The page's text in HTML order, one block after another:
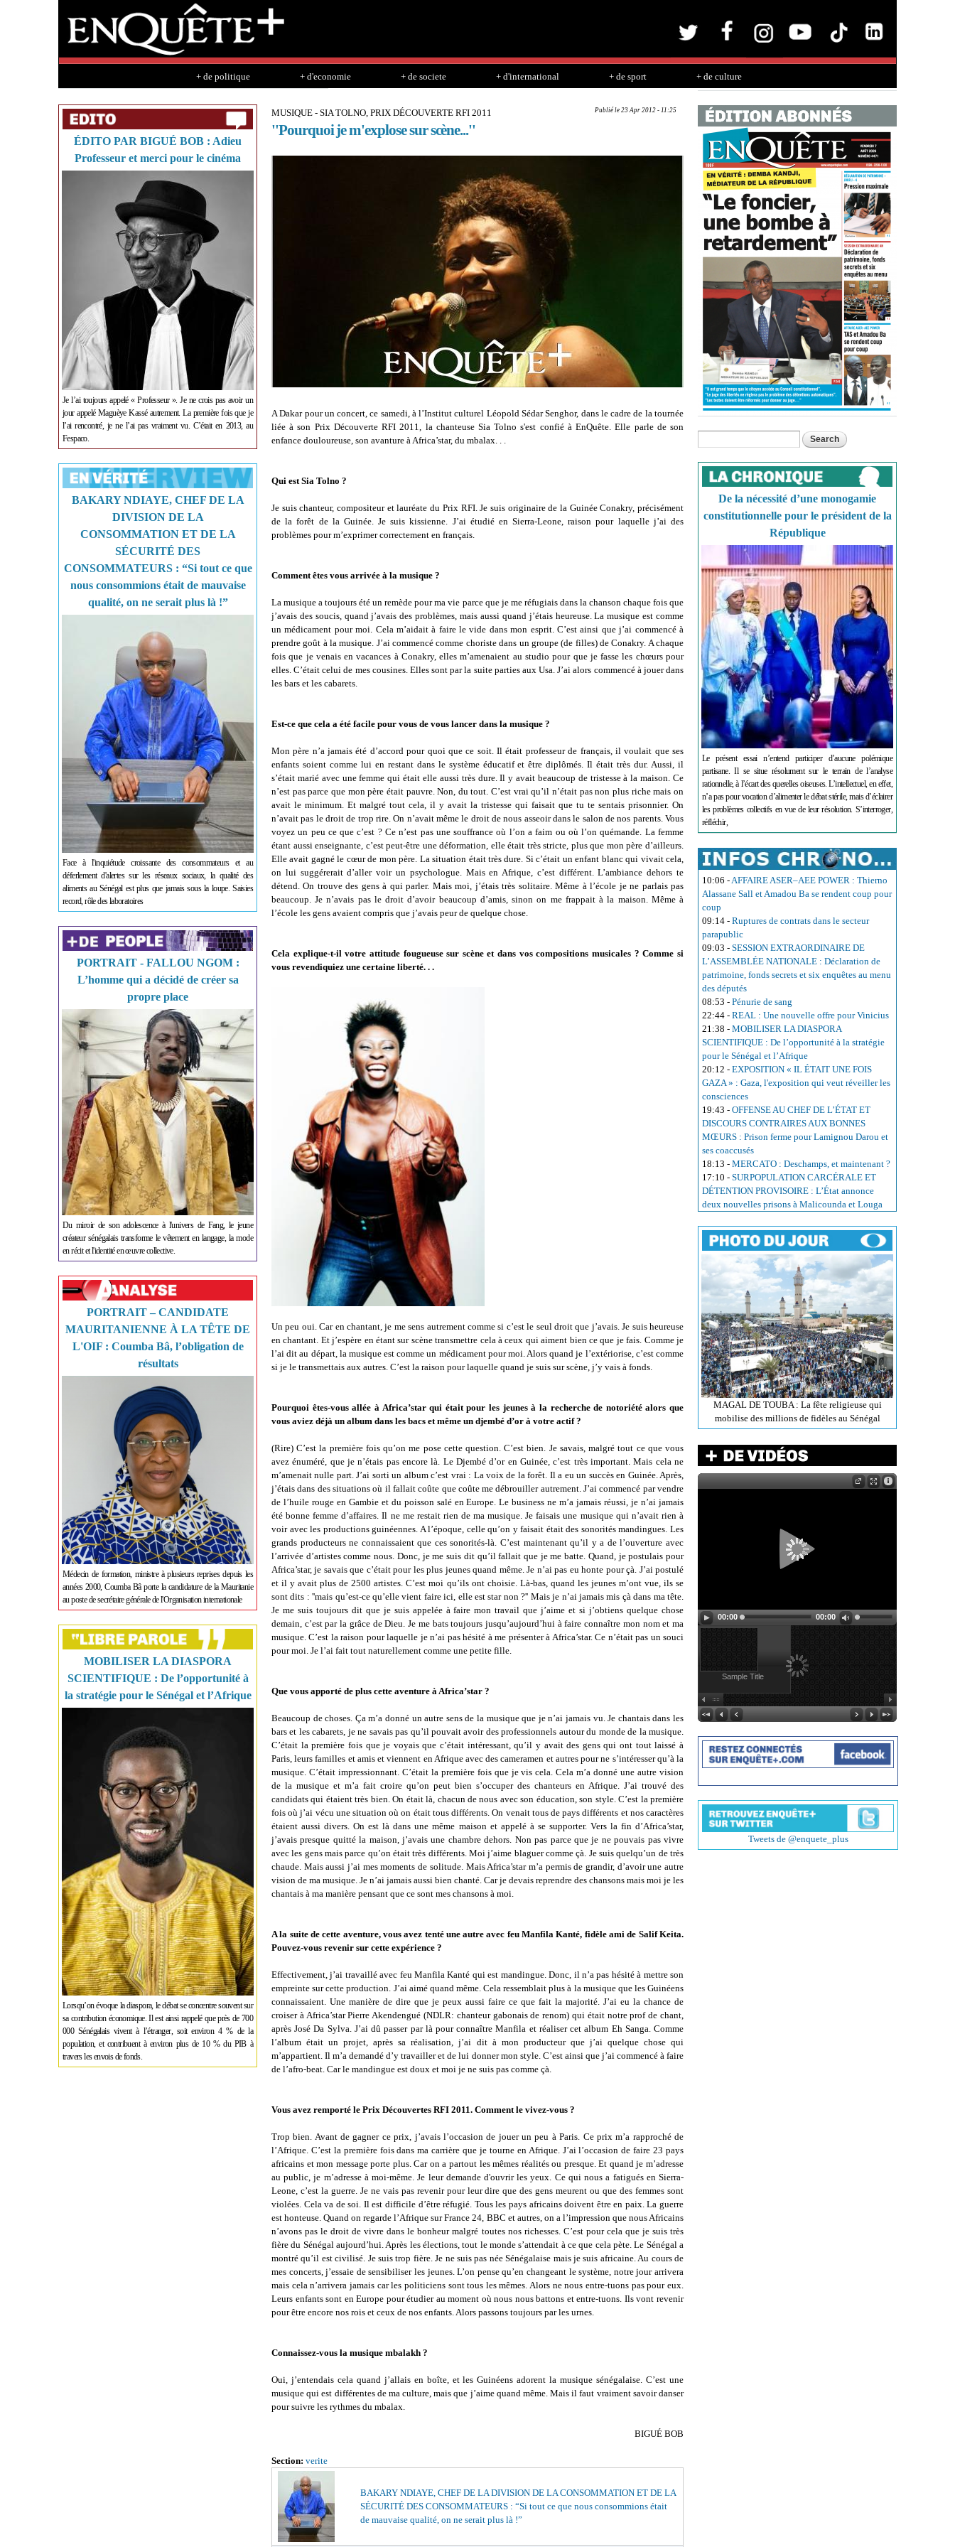
+ de politique + d'economie + de societe + d'international + de sport + de culture
ÉDITO PAR BIGUÉ BOB : Adieu
Professeur et merci pour le cinéma
Je l’ai toujours appelé « Professeur ». Je ne crois pas avoir un
jour appelé Maguèye Kassé autrement. La première fois que je
l’ai rencontré, je ne l’ai pas vraiment vu. C’était en 2013, au
Fespaco.
BAKARY NDIAYE, CHEF DE LA
DIVISION DE LA
CONSOMMATION ET DE LA
SÉCURITÉ DES
CONSOMMATEURS : “Si tout ce que
nous consommions était de mauvaise
qualité, on ne serait plus là !”
Face à l'inquiétude croissante des consommateurs et au
déferlement d'alertes sur les réseaux sociaux, la qualité des
aliments au Sénégal est plus que jamais sous la loupe. Saisies
record, rôle des laboratoires
PORTRAIT - FALLOU NGOM :
L’homme qui a décidé de créer sa
propre place
Du miroir de son adolescence à l'univers de Fang, le jeune
créateur sénégalais transforme le vêtement en langage, la mode
en récit et l'identité en œuvre collective.
PORTRAIT – CANDIDATE
MAURITANIENNE À LA TÊTE DE
L'OIF : Coumba Bâ, l’obligation de
résultats
Médecin de formation, ministre à plusieurs reprises depuis les
années 2000, Coumba Bâ porte la candidature de la Mauritanie
au poste de secrétaire générale de l'Organisation internationale
MOBILISER LA DIASPORA
SCIENTIFIQUE : De l’opportunité à
la stratégie pour le Sénégal et l’Afrique
Lorsqu’on évoque la diaspora, le débat se concentre souvent sur
sa contribution économique. Il est ainsi rappelé que près de 700
000 Sénégalais vivent à l’étranger, soit environ 4 % de la
population, et contribuent à environ plus de 10 % du PIB à
travers les envois de fonds.
Publié le 23 Apr 2012 - 11:25
MUSIQUE - SIA TOLNO, PRIX DÉCOUVERTE RFI 2011
''Pourquoi je m'explose sur scène...''
A Dakar pour un concert, ce samedi, à l’Institut culturel Léopold Sédar Senghor, dans le cadre de la tournée
liée à son Prix Découverte RFI 2011, la chanteuse Sia Tolno s'est confié à EnQuête. Elle parle de son
enfance douloureuse, son avanture à Africa’star, du mbalax. . .
Qui est Sia Tolno ?
Je suis chanteur, compositeur et lauréate du Prix RFI. Je suis originaire de la Guinée Conakry, précisément
de la forêt de la Guinée. Je suis kissienne. J’ai étudié en Sierra-Leone, raison pour laquelle j’ai des
problèmes pour m’exprimer correctement en français.
Comment êtes vous arrivée à la musique ?
La musique a toujours été un remède pour ma vie parce que je me réfugiais dans la chanson chaque fois que
j’avais des soucis, quand j’avais des problèmes, mais aussi quand j’étais heureuse. La musique est comme
un médicament pour moi. Cela m’aidait à faire le vide dans mon esprit. C’est ainsi que j’ai commencé à
prendre goût à la musique. J’ai commencé comme choriste dans un groupe (de filles) de Conakry. A chaque
fois que je venais en vacances à Conakry, elles m’amenaient au studio pour que je fasse les chœurs pour
elles. C’était celui de mes cousines. Elles sont par la suite parties aux Usa. J’ai alors commencé à jouer dans
les bars et les cabarets.
Est-ce que cela a été facile pour vous de vous lancer dans la musique ?
Mon père n’a jamais été d’accord pour quoi que ce soit. Il était professeur de français, il voulait que ses
enfants soient comme lui en restant dans le système éducatif et être diplômés. Il était très dur. Aussi, il
s’était marié avec une femme qui était elle aussi très dure. Il y avait beaucoup de tristesse à la maison. Ce
n’est pas parce que mon père était pauvre. Non, du tout. C’est vrai qu’il n’était pas non plus riche mais on
avait le minimum. Et malgré tout cela, il y avait la tristesse qui faisait que tu te sentais prisonnier. On
n’avait pas le droit de trop rire. On n’avait même le droit de nous asseoir dans le salon de nos parents. Vous
voyez un peu ce que c’est ? Ce n’est pas une souffrance où l’on a faim ou où l’on quémande. La femme
étant aussi enseignante, c’est peut-être une déformation, elle était très stricte, plus que mon père d’ailleurs.
Elle avait gagné le cœur de mon père. La situation était très dure. Si c’était un enfant blanc qui vivait cela,
on lui suggérerait d’aller voir un psychologue. Mais en Afrique, c’est différent. L’ambiance dehors te
détend. On trouve des gens à qui parler. Mais moi, j’étais très solitaire. Même à l’école je ne parlais pas
beaucoup. Je n’avais pas le droit d’avoir beaucoup d’amis, sinon on me frappait à la maison. Même à
l’école les gens avaient compris que j’avais peur de quelque chose.
Cela explique-t-il votre attitude fougueuse sur scène et dans vos compositions musicales ? Comme si
vous revendiquiez une certaine liberté. . .
Un peu oui. Car en chantant, je me sens autrement comme si c’est le seul droit que j’avais. Je suis heureuse
en chantant. Et j’espère en étant sur scène transmettre cela à ceux qui aiment bien ce que je fais. Comme je
l’ai dit au départ, la musique est comme un médicament pour moi. Alors quand je l’extériorise, c’est comme
si je le transmettais aux autres. C’est la raison pour laquelle quand je suis sur scène, j’y vais à fonds.
Pourquoi êtes-vous allée à Africa’star qui était pour les jeunes à la recherche de notoriété alors que
vous aviez déjà un album dans les bacs et même un djembé d’or à votre actif ?
(Rire) C’est la première fois qu’on me pose cette question. C’est bien. Je savais, malgré tout ce que vous
avez énuméré, que je n’étais pas encore là. Le Djembé d’or en Guinée, c’est très important. Mais cela ne
m’amenait nulle part. J’ai sorti un album c’est vrai : La voix de la forêt. Il a eu un succès en Guinée. Après,
j’étais dans des situations où il fallait coûte que coûte me débrouiller autrement. J’ai commencé par vendre
de l’huile rouge en Gambie et du poisson salé en Europe. Le business ne m’a jamais réussi, je n’ai jamais
été bonne femme d’affaires. Il ne me restait rien de ma musique. Je faisais une musique qui n’avait rien à
voir avec les productions guinéennes. A l’époque, celle qu’on y faisait était des sonorités mandingues. Les
grands producteurs ne connaissaient que ces sonorités-là. C’est maintenant qu’il y a de l’ouverture avec
l’arrivée d’artistes comme nous. Donc, je me suis dit qu’il fallait que je me batte. Quand, je postulais pour
Africa’star, je savais que c’était pour les plus jeunes quand même. Je n’ai pas eu honte pour çà. J’ai postulé
et il y avait plus de 2500 artistes. C’est moi qu’ils ont choisie. Là-bas, quand les jeunes m’ont vue, ils se
sont dits : ''mais qu’est-ce qu’elle vient faire ici, elle est star non ?'' Mais je n’ai jamais mis çà dans ma tête.
Je me suis toujours dit que je suis appelée à faire mon travail que j’aime et si j’obtiens quelque chose
demain, c’est par la grâce de Dieu. Je me bats toujours jusqu’aujourd’hui à faire connaître mon nom et ma
musique. C’est la raison pour laquelle je n’ai pas hésité à me présenter à Africa’star. Ce n’était pas un souci
pour moi. Je l’ai fait tout naturellement comme une petite fille.
Que vous apporté de plus cette aventure à Africa’star ?
Beaucoup de choses. Ça m’a donné un autre sens de la musique que je n’ai jamais vu. Je chantais dans les
bars et les cabarets, je ne savais pas qu’il pouvait avoir des professionnels autour du monde de la musique.
C’était la première fois que je voyais que c’était intéressant, qu’il y avait des gens qui ont tout laissé à
Paris, leurs familles et amis et viennent en Afrique avec des cameramen et autres pour ne s’intéresser qu’à la
musique. C’était impressionnant. C’était la première fois que je vis cela. Cela m’a donné une autre vision
de la musique et m’a fait croire qu’on peut bien s’occuper des chanteurs en Afrique. J’ai trouvé des
candidats qui étaient très bien. On était là, chacun de nous avec son éducation, son style. C’est la première
fois où j’ai vécu une situation où on était tous différents. On venait tous de pays différents et nos caractères
étaient aussi divers. On est là dans une même maison et appelé à se supporter. Vers la fin d’Africa’star,
j’avais presque quitté la maison, j’avais une chambre dehors. Non pas parce que je ne pouvais pas vivre
avec les gens mais parce qu’on était très différents. Moi j’aime blaguer comme çà. Je suis quelqu’un de très
chaude. Mais aussi j’ai mes moments de solitude. Mais Africa’star m’a permis de grandir, d’avoir une autre
vision de ma musique. Je n’ai jamais aussi bien chanté. Car je devais reprendre des chansons mais moi je les
chantais à ma manière pensant que ce sont mes chansons à moi.
A la suite de cette aventure, vous avez tenté une autre avec feu Manfila Kanté, fidèle ami de Salif Keita.
Pouvez-vous revenir sur cette expérience ?
Effectivement, j’ai travaillé avec feu Manfila Kanté qui est mandingue. Donc, il n’a pas hésité à mettre son
empreinte sur cette production. J’ai aimé quand même. Cela ressemblait plus à la musique que les Guinéens
connaissaient. Une manière de dire que je peux aussi faire ce que fait la majorité. J’ai eu la chance de
croiser à Africa’star Pierre Akendengué (NDLR: chanteur gabonais de renom) qui était notre prof de chant,
après José Da Sylva. J’ai dû passer par là pour connaître Manfila et réaliser cet album Eh Sanga. Comme
l’album était un projet, après sa réalisation, j’ai dit à mon producteur que j’ai quelque chose qui
m’appartient. Il m’a demandé d’y travailler et de lui donner mon style. C’est ainsi que j’ai commencé à faire
de l’afro-beat. Car le mandingue est doux et moi je ne suis pas comme çà.
Vous avez remporté le Prix Découvertes RFI 2011. Comment le vivez-vous ?
Trop bien. Avant de gagner ce prix, j’avais l’occasion de jouer un peu à Paris. Ce prix m’a rapproché de
l’Afrique. C’est la première fois dans ma carrière que je tourne en Afrique. J’ai l’occasion de faire 23 pays
africains et mon message porte plus. Car on a partout les mêmes réalités ou presque. Et quand je m’adresse
au public, je m’adresse à moi-même. Je leur demande d'ouvrir les yeux. Ce qui nous a fatigués en Sierra-
Leone, c’est la guerre. Je ne vais pas revenir pour leur dire que des gens meurent ou que des femmes sont
violées. Cela va de soi. Il est difficile d’être réfugié. Tous les pays africains doivent être en paix. La guerre
est honteuse. Quand on regarde l’Afrique sur France 24, BBC et autres, on a l’impression que nous Africains
n’avons pas le droit de vivre dans le bonheur malgré toutes nos richesses. C’est pour cela que je suis très
fière du Sénégal aujourd’hui. Après les élections, tout le monde s’attendait à ce que cela pète. Le Sénégal a
montré qu’il est civilisé. Je suis trop fière. Je ne suis pas née Sénégalaise mais je suis africaine. Au cours de
mes concerts, j’essaie de sensibiliser les jeunes. L’on pense qu’en changeant le système, notre jour arrivera
mais cela n’arrivera jamais car les politiciens sont tous les mêmes. Alors ne nous entre-tuons pas pour eux.
Leurs enfants sont en Europe pour étudier au moment où nous nous battons et entre-tuons. Ils vont revenir
pour être encore nos rois et ceux de nos enfants. Alors passons toujours par les urnes.
Connaissez-vous la musique mbalakh ?
Oui, j’entendais cela quand j’allais en boîte, et les Guinéens adorent la musique sénégalaise. C’est une
musique qui est différentes de ma culture, mais que j’aime quand même. Mais il faut vraiment savoir danser
pour suivre les rythmes du mbalax.
BIGUÉ BOB
Section: verite
BAKARY NDIAYE, CHEF DE LA DIVISION DE LA CONSOMMATION ET DE LA
SÉCURITÉ DES CONSOMMATEURS : “Si tout ce que nous consommions était
de mauvaise qualité, on ne serait plus là !”
Search form
De la nécessité d’une monogamie
constitutionnelle pour le président de la
République
Le présent essai n’entend participer d’aucune polémique
partisane. Il se situe résolument sur le terrain de l’analyse
rationnelle, à l’écart des querelles oiseuses. L’intellectuel, en effet,
n’a pas pour vocation d’alimenter le débat stérile, mais d’éclairer
les problèmes collectifs en vue de leur résolution. S’interroger,
réfléchir,
10:06 - AFFAIRE ASER–AEE POWER : Thierno
Alassane Sall et Amadou Ba se rendent coup pour
coup
09:14 - Ruptures de contrats dans le secteur
parapublic
09:03 - SESSION EXTRAORDINAIRE DE
L’ASSEMBLÉE NATIONALE : Déclaration de
patrimoine, fonds secrets et six enquêtes au menu
des députés
08:53 - Pénurie de sang
22:44 - REAL : Une nouvelle offre pour Vinicius
21:38 - MOBILISER LA DIASPORA
SCIENTIFIQUE : De l’opportunité à la stratégie
pour le Sénégal et l’Afrique
20:12 - EXPOSITION « IL ÉTAIT UNE FOIS
GAZA » : Gaza, l'exposition qui veut réveiller les
consciences
19:43 - OFFENSE AU CHEF DE L’ÉTAT ET
DISCOURS CONTRAIRES AUX BONNES
MŒURS : Prison ferme pour Lamignou Darou et
ses coaccusés
18:13 - MERCATO : Deschamps, et maintenant ?
17:10 - SURPOPULATION CARCÉRALE ET
DÉTENTION PROVISOIRE : L’État annonce
deux nouvelles prisons à Malicounda et Louga
MAGAL DE TOUBA : La fête religieuse qui
mobilise des millions de fidèles au Sénégal
00:00 00:00
Sample Title
Tweets de @enquete_plus